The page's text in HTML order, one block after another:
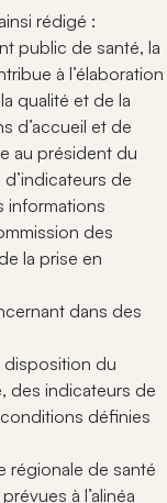
rédigé :
public de santé, la
à l’élaboration
qualité et de la
d’accueil et de
au président du
de
informations
des
la prise en
dans des
disposition du
des indicateurs de
définies
régionale de santé
à l’alinéa